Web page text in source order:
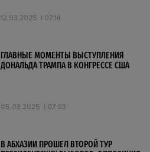
12.03.2025 07:14
ГЛАВНЫЕ МОМЕНТЫ ВЫСТУПЛЕНИЯ
ДОНАЛЬДА ТРАМПА В КОНГРЕССЕ США
05.03.2025 07:03
В АБХАЗИИ ПРОШЕЛ ВТОРОЙ ТУР